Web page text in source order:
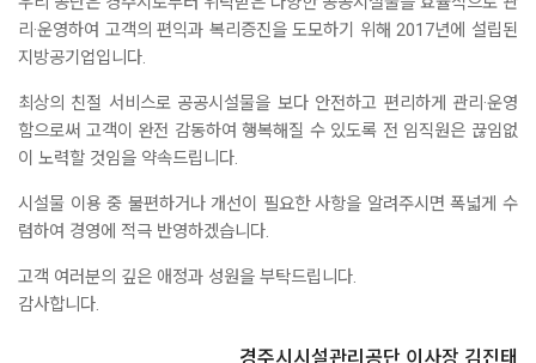
리·운영하여 고객의 편익과 복리증진을 도모하기 위해 2017년에 설립된
지방공기업입니다.
최상의 친절 서비스로 공공시설물을 보다 안전하고 편리하게 관리·운영
함으로써 고객이 완전 감동하여 행복해질 수 있도록 전 임직원은 끊임없
이 노력할 것임을 약속드립니다.
시설물 이용 중 불편하거나 개선이 필요한 사항을 알려주시면 폭넓게 수
렴하여 경영에 적극 반영하겠습니다.
고객 여러분의 깊은 애정과 성원을 부탁드립니다.
감사합니다.
경주시시설관리공단 이사장 김진태